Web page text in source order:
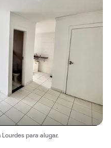
para alugar.